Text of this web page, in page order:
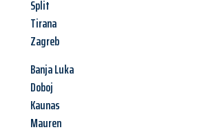
Split
Tirana
Zagreb
Banja Luka
Doboj
Kaunas
Mauren